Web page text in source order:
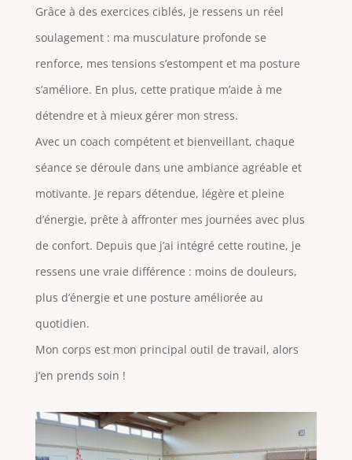
Grâce à des exercices ciblés, je ressens un réel
soulagement : ma musculature profonde se
renforce, mes tensions s’estompent et ma posture
s’améliore. En plus, cette pratique m’aide à me
détendre et à mieux gérer mon stress.
Avec un coach compétent et bienveillant, chaque
séance se déroule dans une ambiance agréable et
motivante. Je repars détendue, légère et pleine
d’énergie, prête à affronter mes journées avec plus
de confort. Depuis que j’ai intégré cette routine, je
ressens une vraie différence : moins de douleurs,
plus d’énergie et une posture améliorée au
quotidien.
Mon corps est mon principal outil de travail, alors
j’en prends soin !